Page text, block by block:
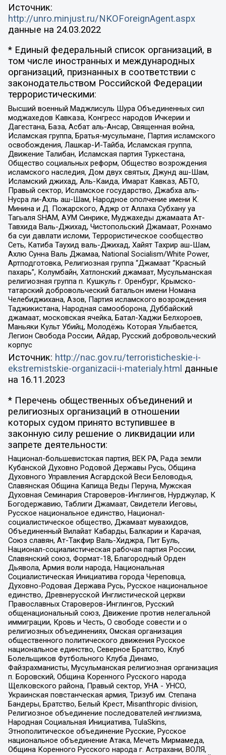
Источник:
http://unro.minjust.ru/NKOForeignAgent.aspx
данные на 24.03.2022
* Единый федеральный список организаций, в
том числе иностранных и международных
организаций, признанных в соответствии с
законодательством Российской Федерации
террористическими:
Высший военный Маджлисуль Шура Объединенных сил
моджахедов Кавказа, Конгресс народов Ичкерии и
Дагестана, База, Асбат аль-Ансар, Священная война,
Исламская группа, Братья-мусульмане, Партия исламского
освобождения, Лашкар-И-Тайба, Исламская группа,
Движение Талибан, Исламская партия Туркестана,
Общество социальных реформ, Общество возрождения
исламского наследия, Дом двух святых, Джунд аш-Шам,
Исламский джихад, Аль-Каида, Имарат Кавказ, АБТО,
Правый сектор, Исламское государство, Джабха аль-
Нусра ли-Ахль аш-Шам, Народное ополчение имени К.
Минина и Д. Пожарского, Аджр от Аллаха Субхану уа
Тагьаля SHAM, АУМ Синрике, Муджахеды джамаата Ат-
Тавхида Валь-Джихад, Чистопольский Джамаат, Рохнамо
ба суи давлати исломи, Террористическое сообщество
Сеть, Катиба Таухид валь-Джихад, Хайят Тахрир аш-Шам,
Ахлю Сунна Валь Джамаа, National Socialism/White Power,
Артподготовка, Религиозная группа “Джамаат “Красный
пахарь”, Колумбайн, Хатлонский джамаат, Мусульманская
религиозная группа п. Кушкуль г. Оренбург, Крымско-
татарский добровольческий батальон имени Номана
Челебиджихана, Азов, Партия исламского возрождения
Таджикистана, Народная самооборона, Дуббайский
джамаат, московская ячейка, Батал-Хаджи Белхороев,
Маньяки Культ Убийц, Молодёжь Которая Улыбается,
Легион Свобода России, Айдар, Русский добровольческий
корпус
Источник: http://nac.gov.ru/terroristicheskie-i-
ekstremistskie-organizacii-i-materialy.html данные
на 16.11.2023
* Перечень общественных объединений и
религиозных организаций в отношении
которых судом принято вступившее в
законную силу решение о ликвидации или
запрете деятельности:
Национал-большевистская партия, ВЕК РА, Рада земли
Кубанской Духовно Родовой Державы Русь, Община
Духовного Управления Асгардской Веси Беловодья,
Славянская Община Капища Веды Перуна, Мужская
Духовная Семинария Староверов-Инглингов, Нурджулар, К
Богодержавию, Таблиги Джамаат, Свидетели Иеговы,
Русское национальное единство, Национал-
социалистическое общество, Джамаат мувахидов,
Объединенный Вилайат Кабарды, Балкарии и Карачая,
Союз славян, Ат-Такфир Валь-Хиджра, Пит Буль,
Национал-социалистическая рабочая партия России,
Славянский союз, Формат-18, Благородный Орден
Дьявола, Армия воли народа, Национальная
Социалистическая Инициатива города Череповца,
Духовно-Родовая Держава Русь, Русское национальное
единство, Древнерусской Инглистической церкви
Православных Староверов-Инглингов, Русский
общенациональный союз, Движение против нелегальной
иммиграции, Кровь и Честь, О свободе совести и о
религиозных объединениях, Омская организация
общественного политического движения Русское
национальное единство, Северное Братство, Клуб
Болельщиков Футбольного Клуба Динамо,
Файзрахманисты, Мусульманская религиозная организация
п. Боровский, Община Коренного Русского народа
Щелковского района, Правый сектор, УНА - УНСО,
Украинская повстанческая армия, Тризуб им. Степана
Бандеры, Братство, Белый Крест, Misanthropic division,
Религиозное объединение последователей инглиизма,
Народная Социальная Инициатива, TulaSkins,
Этнополитическое объединение Русские, Русское
национальное объединение Атака, Мечеть Мирмамеда,
Община Коренного Русского народа г. Астрахани, ВОЛЯ,